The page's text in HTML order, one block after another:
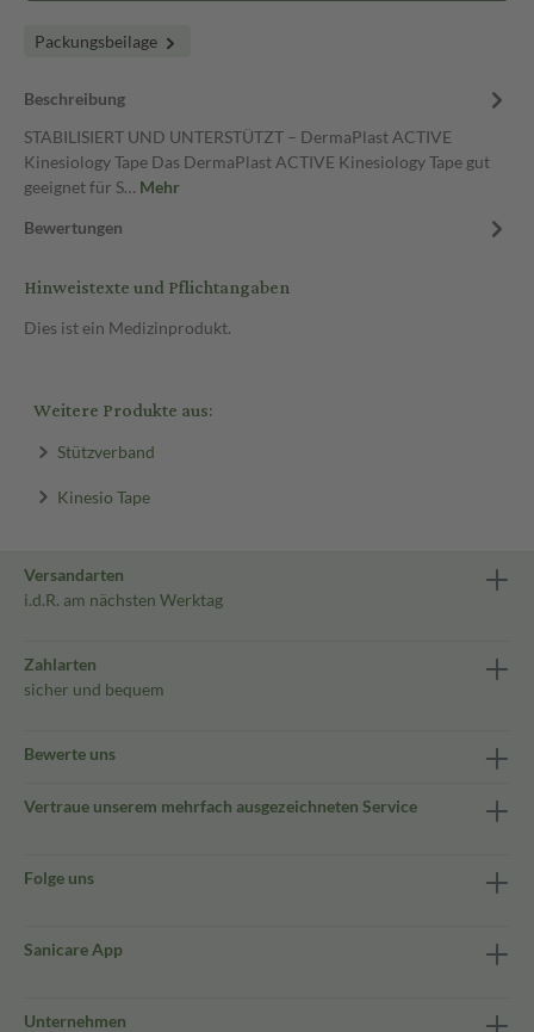
Packungsbeilage
Beschreibung
STABILISIERT UND UNTERSTÜTZT – DermaPlast ACTIVE
Kinesiology Tape Das DermaPlast ACTIVE Kinesiology Tape gut
geeignet für S… Mehr
Bewertungen
Hinweistexte und Pflichtangaben
Dies ist ein Medizinprodukt.
Weitere Produkte aus:
Stützverband
Kinesio Tape
Versandarten
i.d.R. am nächsten Werktag
Zahlarten
sicher und bequem
Bewerte uns
Vertraue unserem mehrfach ausgezeichneten Service
Folge uns
Sanicare App
Unternehmen